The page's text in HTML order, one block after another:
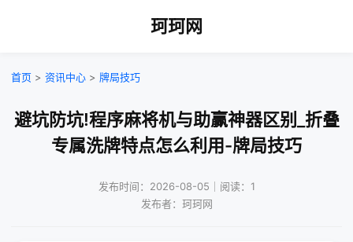
珂珂网
首页 > 资讯中心 > 牌局技巧
避坑防坑!程序麻将机与助赢神器区别_折叠
专属洗牌特点怎么利用-牌局技巧
发布时间：2026-08-05｜阅读：1
发布者：珂珂网